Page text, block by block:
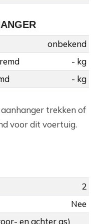
onbekend
- kg
- kg
trekken of
voor dit voertuig.
2
Nee
en achter as)